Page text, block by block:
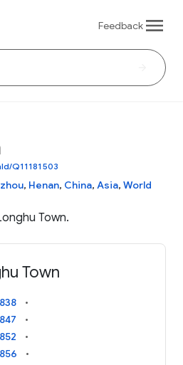
Feedback
Q11181503
, Henan, China, Asia, World
Town.
Town